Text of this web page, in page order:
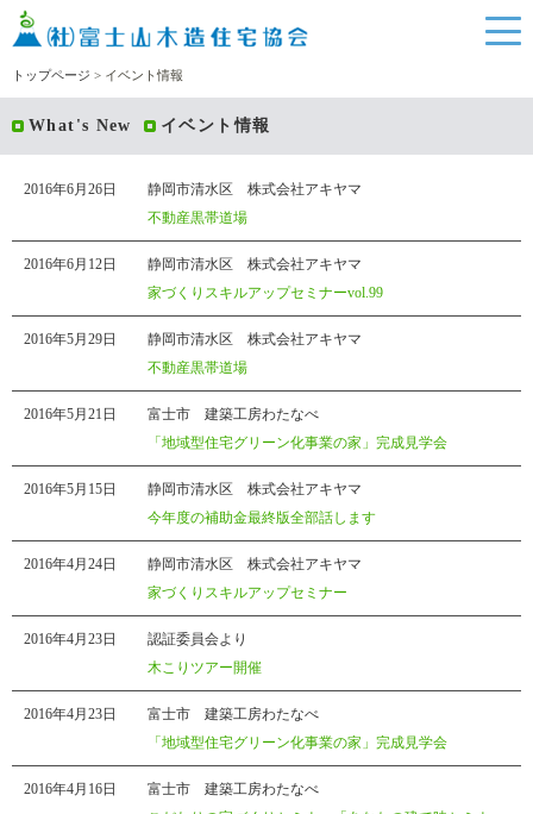
トップページ > イベント情報
What's New イベント情報
2016年6月26日
静岡市清水区 株式会社アキヤマ
不動産黒帯道場
2016年6月12日
静岡市清水区 株式会社アキヤマ
家づくりスキルアップセミナーvol.99
2016年5月29日
静岡市清水区 株式会社アキヤマ
不動産黒帯道場
2016年5月21日
富士市 建築工房わたなべ
「地域型住宅グリーン化事業の家」完成見学会
2016年5月15日
静岡市清水区 株式会社アキヤマ
今年度の補助金最終版全部話します
2016年4月24日
静岡市清水区 株式会社アキヤマ
家づくりスキルアップセミナー
2016年4月23日
認証委員会より
木こりツアー開催
2016年4月23日
富士市 建築工房わたなべ
「地域型住宅グリーン化事業の家」完成見学会
2016年4月16日
富士市 建築工房わたなべ